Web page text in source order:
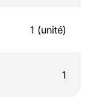
1 (unité)
1